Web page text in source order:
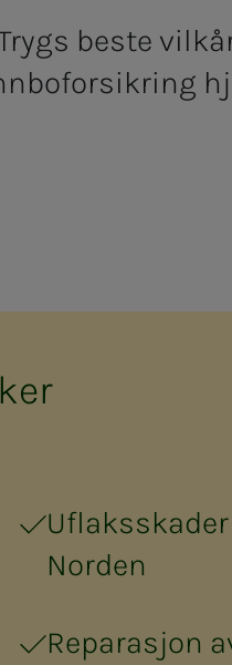
beste
Norden
Reparasjon